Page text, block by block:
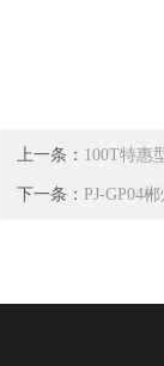
上一条： 100T特惠
下一条： PJ-GP04